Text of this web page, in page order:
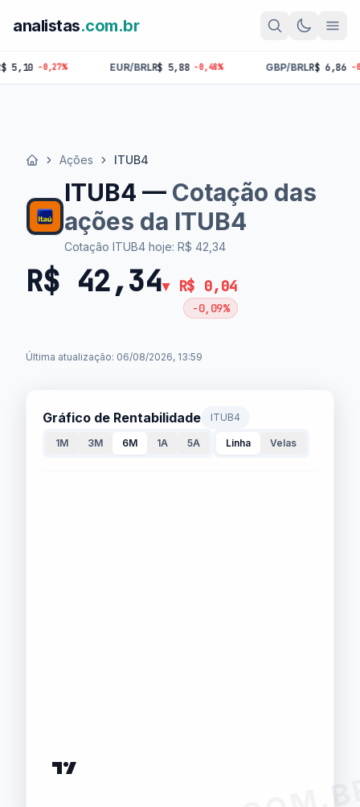
analistas.com.br
EUR/BRLR$ 5,88 -0,48% GBP/BRLR$ 6,86 -0,33% BTC
Início Ações ITUB4
ITUB4 — Cotação das
ações da ITUB4
Cotação ITUB4 hoje: R$ 42,34
R$ 42,34▼ R$ 0,04
-0,09%
Última atualização: 06/08/2026, 13:59
Gráfico de Rentabilidade ITUB4
1M 3M 6M 1A 5A Linha Velas